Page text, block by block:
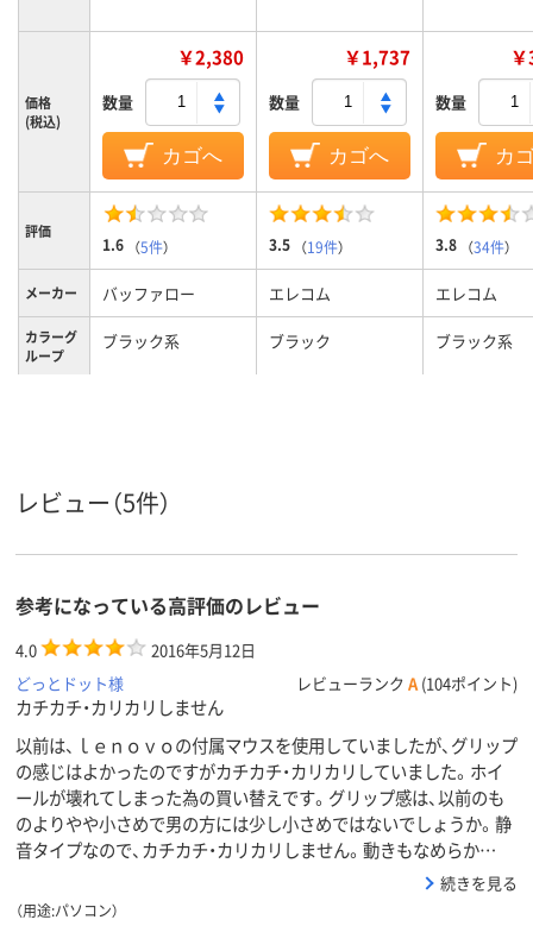
価格
(税込)
￥2,380
数量
カゴへ
￥1,737
数量
カゴへ
数量
カ
評価
1.6 （5件） 3.5 （19件） 3.8 （34件）
メーカー バッファロー エレコム エレコム
カラーグ
ループ
ブラック系 ブラック ブラック系
保証期間 6カ月
レビュー（5件）
参考になっている高評価のレビュー
4.0
2016年5月12日
どっとドット様
レビューランク A (104ポイント)
カチカチ・カリカリしません
以前は、ｌｅｎｏｖｏの付属マウスを使用していましたが、グリップ
の感じはよかったのですがカチカチ・カリカリしていました。ホイ
ールが壊れてしまった為の買い替えです。グリップ感は、以前のも
のよりやや小さめで男の方には少し小さめではないでしょうか。静
音タイプなので、カチカチ・カリカリしません。動きもなめらか…
続きを見る
（用途:パソコン）